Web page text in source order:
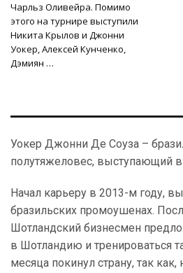
Чарльз Оливейра. Помимо
этого на турнире выступили
Никита Крылов и Джонни
Уокер, Алексей Кунченко,
Дэмиян …
Уокер Джонни Де Соуза –
полутяжеловес, выступающий в
Начал карьеру в 2013-м году,
бразильских промоушенах.
Шотландский бизнесмен
в Шотландию и тренироваться
месяца покинул страну, так как,